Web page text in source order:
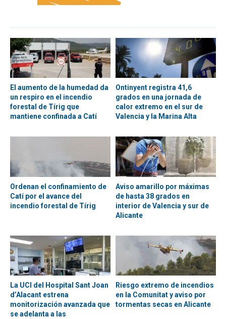
El aumento de la humedad da
un respiro en el incendio
forestal de Tírig que
mantiene confinada a Catí
Ontinyent registra 41,6
grados en una jornada de
calor extremo en el sur de
Valencia y la Marina Alta
Ordenan el confinamiento de
Catí por el avance del
incendio forestal de Tírig
Aviso amarillo por máximas
de hasta 38 grados en
interior de Valencia y sur de
Alicante
La UCI del Hospital Sant Joan
d’Alacant estrena
monitorización avanzada que
se adelanta a las
Riesgo extremo de incendios
en la Comunitat y aviso por
tormentas secas en Alicante